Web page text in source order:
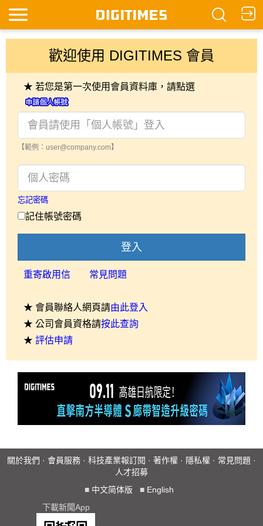
歡迎使用 DIGITIMES 會員
★ 若您是第一次使用會員資料庫，請點選
【範例：user@company.com】
忘記密碼
記住帳號密碼
登入
重寄啟用信 常見問題
★ 會員聯絡人網頁請由此登入
★ 公司會員資格請按此查詢
★ 評估申請
關於我們 · 會員服務 · 科技產業報訂閱 · 著作權 · 隱私權 · 常見問題 ·
人才招募
■ 中文简体版 ■ English
下載新聞App